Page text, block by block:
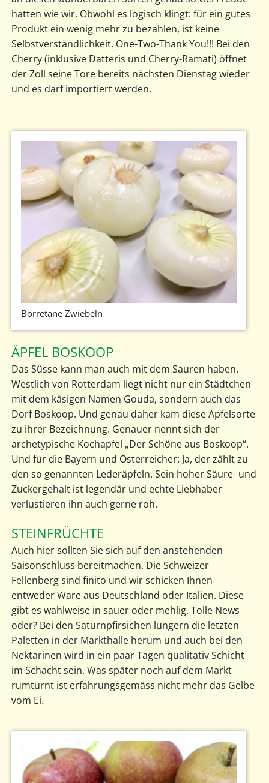
hatten wie wir. Obwohl es logisch klingt: für ein gutes
Produkt ein wenig mehr zu bezahlen, ist keine
Selbstverständlichkeit. One-Two-Thank You!!! Bei den
Cherry (inklusive Datteris und Cherry-Ramati) öffnet
der Zoll seine Tore bereits nächsten Dienstag wieder
und es darf importiert werden.
Borretane Zwiebeln
ÄPFEL BOSKOOP
Das Süsse kann man auch mit dem Sauren haben.
Westlich von Rotterdam liegt nicht nur ein Städtchen
mit dem käsigen Namen Gouda, sondern auch das
Dorf Boskoop. Und genau daher kam diese Apfelsorte
zu ihrer Bezeichnung. Genauer nennt sich der
archetypische Kochapfel „Der Schöne aus Boskoop“.
Und für die Bayern und Österreicher: Ja, der zählt zu
den so genannten Lederäpfeln. Sein hoher Säure- und
Zuckergehalt ist legendär und echte Liebhaber
verlustieren ihn auch gerne roh.
STEINFRÜCHTE
Auch hier sollten Sie sich auf den anstehenden
Saisonschluss bereitmachen. Die Schweizer
Fellenberg sind finito und wir schicken Ihnen
entweder Ware aus Deutschland oder Italien. Diese
gibt es wahlweise in sauer oder mehlig. Tolle News
oder? Bei den Saturnpfirsichen lungern die letzten
Paletten in der Markthalle herum und auch bei den
Nektarinen wird in ein paar Tagen qualitativ Schicht
im Schacht sein. Was später noch auf dem Markt
rumturnt ist erfahrungsgemäss nicht mehr das Gelbe
vom Ei.